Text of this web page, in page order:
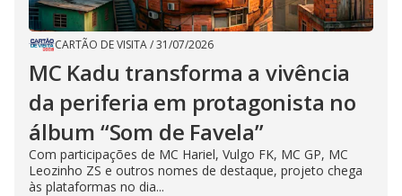
CARTÃO DE VISITA/31/07/2026
MC Kadu transforma a vivência
da periferia em protagonista no
álbum “Som de Favela”
Com participações de MC Hariel, Vulgo FK, MC GP, MC
Leozinho ZS e outros nomes de destaque, projeto chega
às plataformas no dia...